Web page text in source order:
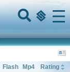
Menu
Flash Mp4
Rating